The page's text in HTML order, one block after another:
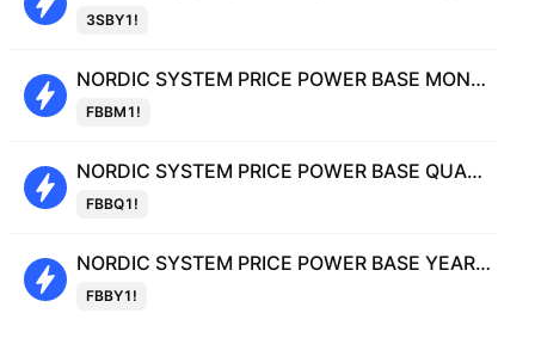
3SBY1!
NORDIC SYSTEM PRICE POWER BASE MONTH Futures
FBBM1!
NORDIC SYSTEM PRICE POWER BASE QUARTER Futures
FBBQ1!
NORDIC SYSTEM PRICE POWER BASE YEAR Futures
FBBY1!